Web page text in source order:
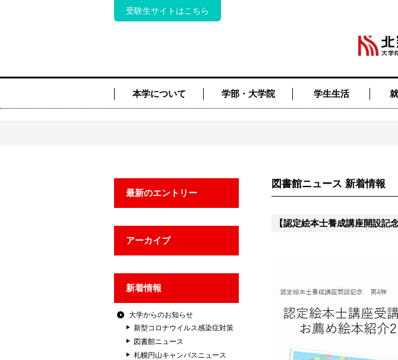
受験生サイトはこちら
本学について 学部・大学院 学生生活
最新のエントリー
アーカイブ
新着情報
大学からのお知らせ
新型コロナウイルス感染症対策
図書館ニュース
札幌円山キャンパスニュース
図書館ニュース 新着情報
【認定絵本士養成講座開設